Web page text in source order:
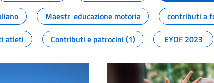
Maestri educazione motoria contributi a
atleti Contributi e patrocini (1) EYOF 2023